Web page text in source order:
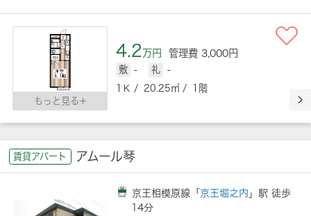
もっと見る
4.2万円 管理費 3,000円
敷 - 礼
-
1Ｋ / 20.25㎡ / 1階
賃貸アパート アムール琴
京王相模原線「京王堀之内 」駅 徒歩
14分